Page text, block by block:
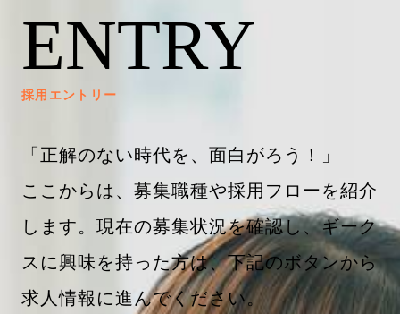
採用エントリー
ENTRY
「正解のない時代を、面白がろう！」
ここからは、募集職種や採用フローを紹介
します。現在の募集状況を確認し、ギーク
スに興味を持った方は、下記のボタンから
求人情報に進んでください。